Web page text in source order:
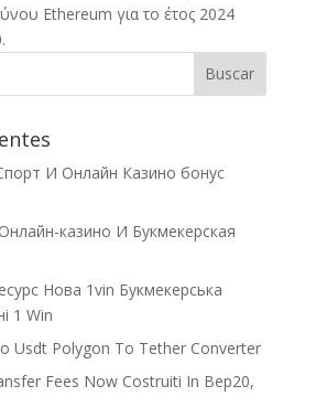
Ethereum για το έτος 2024
И Онлайн Казино бонус
казино И Букмекерская
Нова 1vin Букмекерська
1 Win
Usdt Polygon To Tether Converter
Fees Now Costruiti In Bep20,